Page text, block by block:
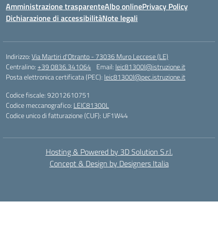
Amministrazione trasparenteAlbo onlinePrivacy Policy
Dichiarazione di accessibilitàNote legali
Indirizzo:Via Martiri d'Otranto - 73036 Muro Leccese (LE)
Centralino:+39 0836.341064 Email: leic81300l@istruzione.it
Posta elettronica certificata (PEC): leic81300l@pec.istruzione.it
Codice fiscale: 92012610751
Codice meccanografico: LEIC81300L
Codice unico di fatturazione (CUF): UF1W44
Hosting & Powered by 3D Solution S.r.l.
Concept & Design by Designers Italia